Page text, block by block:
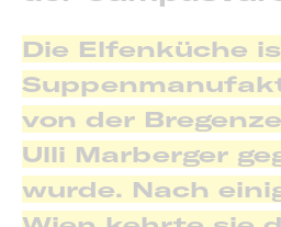
Die Elfenküche
von der
Ulli Marberger
wurde. Nach